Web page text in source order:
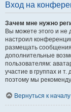
Вход на
Зачем мне нужно
Вы можете этого и не
настроил
размещать
дополнительные
пользователям:
участие в группах и т.
поэтому мы
Вернуться к началу